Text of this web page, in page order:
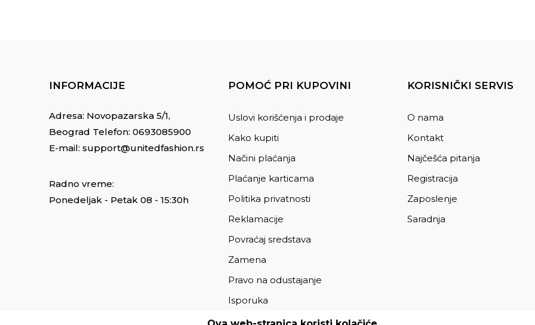
INFORMACIJE
Adresa: Novopazarska 5/1,
Beograd Telefon: 0693085900
E-mail: support@unitedfashion.rs
Radno vreme:
Ponedeljak - Petak 08 - 15:30h
POMOĆ PRI KUPOVINI
Uslovi korišćenja i prodaje
Kako kupiti
Načini plaćanja
Plaćanje karticama
Politika privatnosti
Reklamacije
Povraćaj sredstava
Zamena
Pravo na odustajanje
Isporuka
KORISNIČKI SERVIS
O nama
Kontakt
Najčešća pitanja
Registracija
Zaposlenje
Saradnja